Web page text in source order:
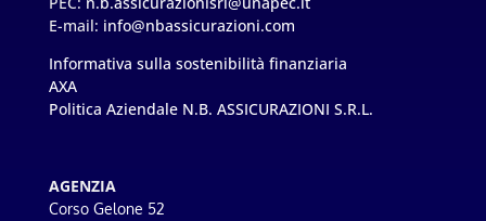
E-mail: info@nbassicurazioni.com
Informativa sulla sostenibilità finanziaria
AXA
Politica Aziendale N.B. ASSICURAZIONI S.R.L.
AGENZIA
Corso Gelone 52